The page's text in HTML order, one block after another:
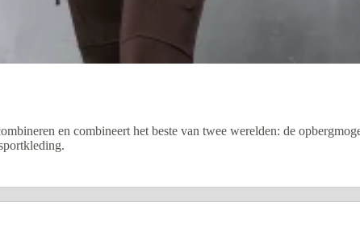
en combineert het beste van twee werelden: de